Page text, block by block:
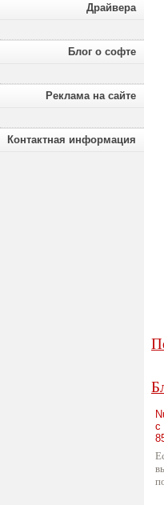
Драйвера
Блог о софте
Реклама на сайте
Контактная информация
с